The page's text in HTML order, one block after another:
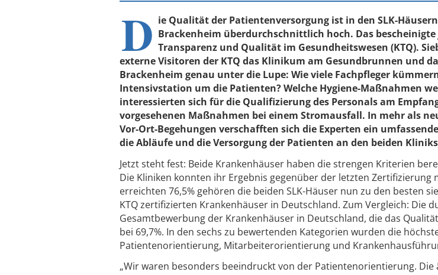
D ie Qualität der Patientenversorgung ist in den SLK-
Brackenheim überdurchschnittlich hoch. Das
Transparenz und Qualität im Gesundheitswesen (KTQ).
externe Visitoren der KTQ das Klinikum am Gesundbrunnen und
Brackenheim genau unter die Lupe: Wie viele Fachpfleger
Intensivstation um die Patienten? Welche Hygiene-Maßnahmen
interessierten sich für die Qualifizierung des Personals am
vorgesehenen Maßnahmen bei einem Stromausfall. In mehr als
Vor-Ort-Begehungen verschafften sich die Experten ein
die Abläufe und die Versorgung der Patienten an den beiden
Jetzt steht fest: Beide Krankenhäuser haben die strengen Kriterien
Die Kliniken konnten ihr Ergebnis gegenüber der letzten Zertifizierung
erreichten 76,5% gehören die beiden SLK-Häuser nun zu den besten
KTQ zertifizierten Krankenhäuser in Deutschland. Zum Vergleich: Die
Gesamtbewerbung der Krankenhäuser in Deutschland, die das
bei 69,7%. In den sechs zu bewertenden Kategorien wurden die
Patientenorientierung, Mitarbeiterorientierung und
„Wir waren besonders beeindruckt von der Patientenorientierung.